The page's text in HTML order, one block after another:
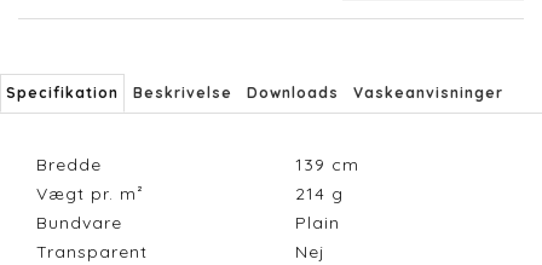
Specifikation Beskrivelse Downloads Vaskeanvisninger
Bredde 139 cm
Vægt pr. m²
214 g
Bundvare
Plain
Transparent
Nej